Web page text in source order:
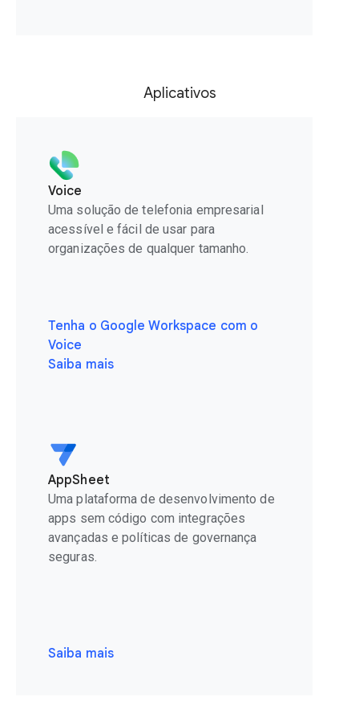
Aplicativos
Voice
Uma solução de telefonia empresarial
acessível e fácil de usar para
organizações de qualquer tamanho.
Tenha o Google Workspace com o
Voice
Saiba mais
AppSheet
Uma plataforma de desenvolvimento de
apps sem código com integrações
avançadas e políticas de governança
seguras.
Saiba mais